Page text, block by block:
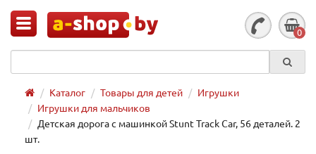
0
Каталог Товары для детей
Игрушки
Игрушки для мальчиков
Детская дорога с машинкой Stunt Track Car, 56 деталей. 2
шт.